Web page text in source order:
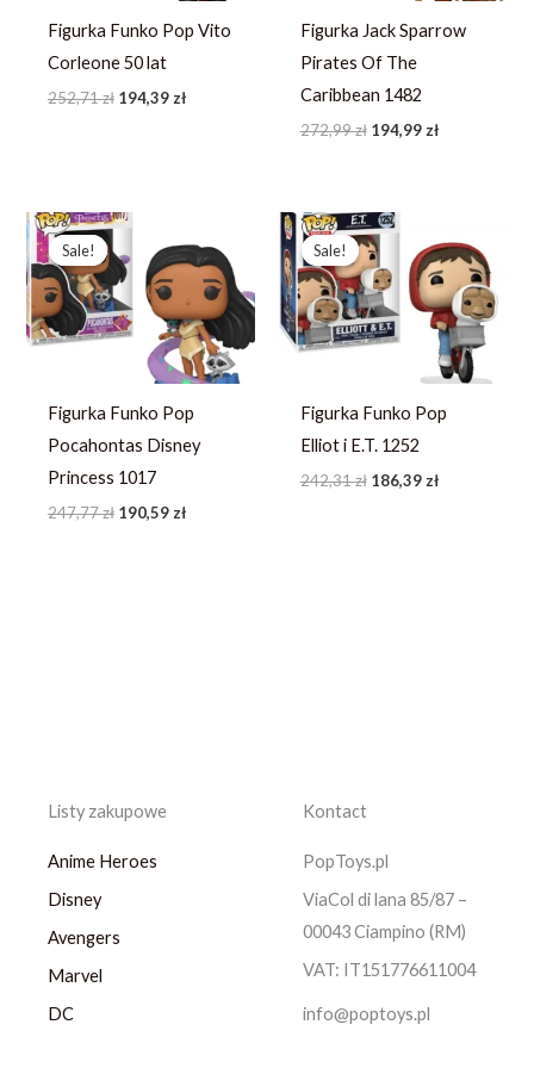
Figurka Funko Pop Vito
Corleone 50 lat
252,71zł 194,39 zł
Figurka Jack Sparrow
Pirates Of The
Caribbean 1482
272,99zł 194,99 zł
Sale!
Sale!
Figurka Funko Pop
Pocahontas Disney
Princess 1017
247,77zł
Pierwotna
wynosiła:
247,77 zł.
190,59 zł
cena
wynosi:
190,59 zł.
Sale!
Sale!
Figurka Funko Pop
Elliot i E.T. 1252
242,31zł
Pierwotna
cena
wynosiła:
242,31 zł.
186,39 zł
cena
wynosi:
186,39 zł.
Listy zakupowe
Anime Heroes
Disney
Avengers
Marvel
DC
Kontact
PopToys.pl
ViaCol di lana 85/87 –
00043 Ciampino (RM)
VAT: IT151776611004
info@poptoys.pl